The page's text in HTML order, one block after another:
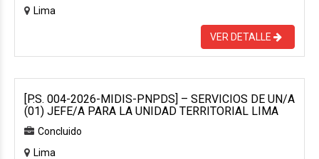
Lima
VER DETALLE
[P.S. 004-2026-MIDIS-PNPDS] – SERVICIOS DE UN/A
(01) JEFE/A PARA LA UNIDAD TERRITORIAL LIMA
Concluido
Lima